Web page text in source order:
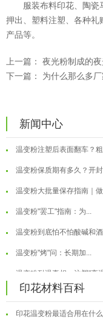
服装布料印花、陶
押出、塑料注塑、各种
产品等。
上一篇： 夜光粉制成的
下一篇： 为什么那么多
新闻中心
温变粉适合做热变还是冷变
温变粉注塑后表面翻车？粗
温变粉保质期有多久？开封
温变粉大批量保存指南｜做
温变粉"罢工"指南：为...
温变粉到底怕不怕酸碱和酒
温变粉"烤"问：长期加...
温变粉耐温真相：注塑"高温
夜间安全卫士：丝印反光粉
温变粉可以做防伪标签、温
印花材料百科
温变粉丝印到底用多少目网
反光粉太久不用结块要怎么
印花温变粉最适合用在什么